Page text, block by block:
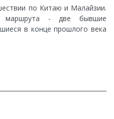
по Китаю и Малайзии.
маршрута - две бывшие
в конце прошлого века